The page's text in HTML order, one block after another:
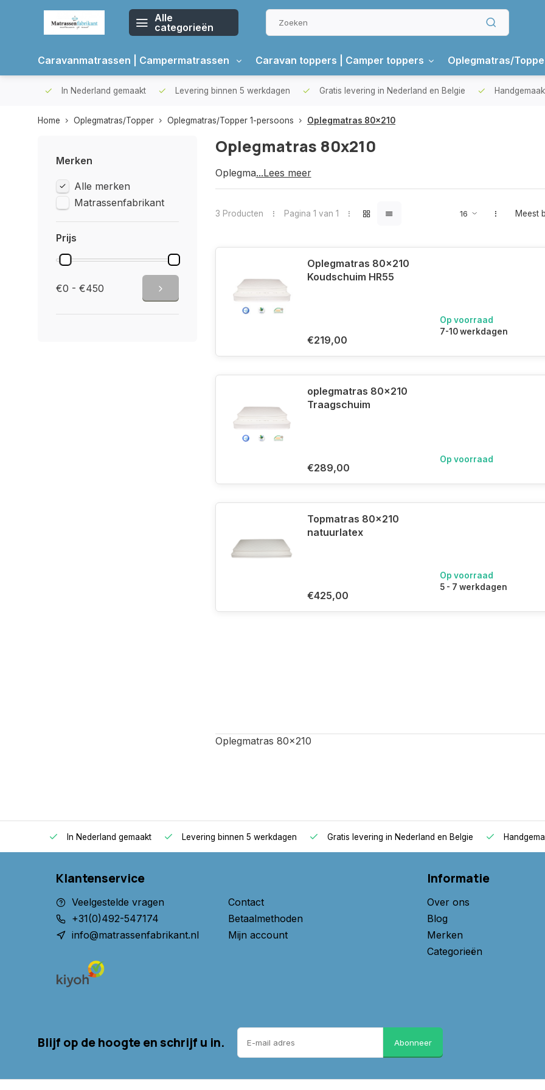
Alle
categorieën
Caravanmatrassen | Campermatrassen Caravan toppers | Camper toppers Oplegmatras/
In Nederland gemaakt Levering binnen 5 werkdagen Gratis levering in Nederland en Belgie
Home Oplegmatras/Topper Oplegmatras/Topper 1-persoons Oplegmatras 80x210
Merken
Alle merken
Matrassenfabrikant
Prijs
€0 - €450
Oplegmatras 80x210
Oplegmatras 80x210
...Lees meer
3 Producten Pagina 1 van 1 Meest
Oplegmatras 80x210
Koudschuim HR55
€219,00
Op voorraad
7-10 werkdagen
oplegmatras 80x210
Traagschuim
€289,00
Op voorraad
Topmatras 80x210
natuurlatex
€425,00
Op voorraad
5 - 7 werkdagen
Oplegmatras 80x210
In Nederland gemaakt Levering binnen 5 werkdagen Gratis levering in Nederland en Belgie
Klantenservice
Veelgestelde vragen
+31(0)492-547174
info@matrassenfabrikant.nl
Contact
Betaalmethoden
Mijn account
Informatie
Over ons
Blog
Merken
Categorieën
Blijf op de hoogte en schrijf u in. Abonneer